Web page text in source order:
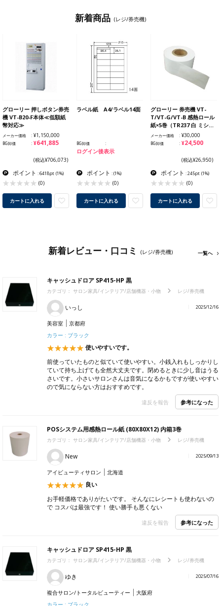
新着商品 (レジ/券売機)
グローリー 押しボタン券売
機 VT-B20-F本体≪低額紙
幣対応≫
メーカー価格 ¥1,150,000
BG卸価 ¥641,885
(税込¥706,073)
ポイント : 6418pt (1%)
(0)
カートに入れる
ラベル紙 A4/ラベル14面
BG卸価
ログイン後表示
ポイント :(1%)
(0)
カートに入れる
グローリー 券売機 VT-
T/VT-G/VT-B 感熱ロール
紙×5巻（TR237 白 ミシ…
メーカー価格 ¥30,000
BG卸価 ¥24,500
(税込¥26,950)
ポイント : 245pt (1%)
(0)
カートに入れる
新着レビュー・口コミ (レジ/券売機) 一覧へ
キャッシュドロア SP415-HP 黒
カテゴリ： サロン家具/インテリア/店舗機器・小物 レジ/券売機
いっし 2025/12/16
美容室
京都府
カラー : ブラック
使いやすいです。
前使っていたものと似ていて使いやすい。小銭入れもしっかりし
ていて持ち上げても全然大丈夫です。閉めるときに少し音はうる
さいです。小さいサロンさんは音気になるかもですが使いやすい
ので気にならない方はおすすめです。
違反を報告 参考になった
POSシステム用感熱ロール紙 (80X80X12) 内箱3巻
カテゴリ： サロン家具/インテリア/店舗機器・小物 レジ/券売機
New 2025/09/13
アイビューティサロン 北海道
良い
お手軽価格でありがたいです。 そんなにレシートも使わないの
で コスパは最強です！ 使い勝手も悪くない
違反を報告 参考になった
キャッシュドロア SP415-HP 黒
カテゴリ： サロン家具/インテリア/店舗機器・小物 レジ/券売機
ゆき 2025/07/16
複合サロン/トータルビューティー
大阪府
カラー : ブラック